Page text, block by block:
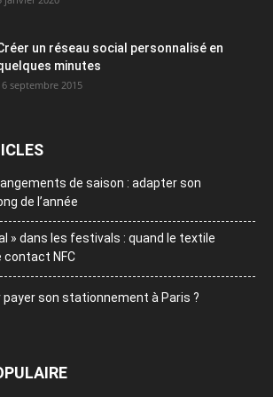
un réseau social personnalisé en
minutes
septembre 2015
de saison : adapter son
de l’année
» dans les festivals : quand le textile
contact NFC
payer son stationnement à Paris ?